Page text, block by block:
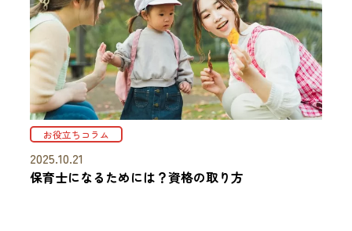
お役立ちコラム
2025.10.21
保育士になるためには？資格の取り方